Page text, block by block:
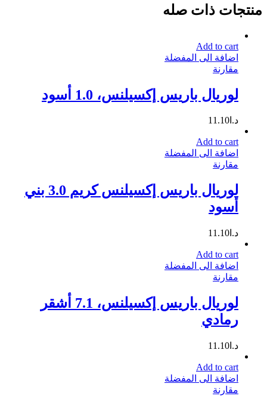
منتجات ذات صله
Add to cart
اضافة الى المفضلة
مقارنة
لوريال باريس إكسيلنس، 1.0 أسود
د.ا 11.10
Add to cart
اضافة الى المفضلة
مقارنة
لوريال باريس إكسيلنس كريم 3.0 بني
أسود
د.ا 11.10
Add to cart
اضافة الى المفضلة
مقارنة
لوريال باريس إكسيلنس، 7.1 أشقر
رمادي
د.ا 11.10
Add to cart
اضافة الى المفضلة
مقارنة